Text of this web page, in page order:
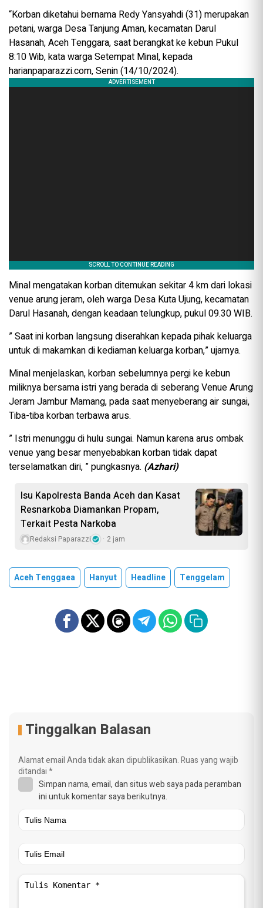
“Korban diketahui bernama Redy Yansyahdi (31) merupakan
petani, warga Desa Tanjung Aman, kecamatan Darul
Hasanah, Aceh Tenggara, saat berangkat ke kebun Pukul
8:10 Wib, kata warga Setempat Minal, kepada
harianpaparazzi.com, Senin (14/10/2024).
Minal mengatakan korban ditemukan sekitar 4 km dari lokasi
venue arung jeram, oleh warga Desa Kuta Ujung, kecamatan
Darul Hasanah, dengan keadaan telungkup, pukul 09.30 WIB.
” Saat ini korban langsung diserahkan kepada pihak keluarga
untuk di makamkan di kediaman keluarga korban,” ujarnya.
Minal menjelaskan, korban sebelumnya pergi ke kebun
miliknya bersama istri yang berada di seberang Venue Arung
Jeram Jambur Mamang, pada saat menyeberang air sungai,
Tiba-tiba korban terbawa arus.
” Istri menunggu di hulu sungai. Namun karena arus ombak
venue yang besar menyebabkan korban tidak dapat
terselamatkan diri, ” pungkasnya. (Azhari)
Isu Kapolresta Banda Aceh dan Kasat
Resnarkoba Diamankan Propam,
Terkait Pesta Narkoba
Redaksi Paparazzi 2 jam
Aceh Tenggaea Hanyut Headline Tenggelam
Tinggalkan Balasan
Alamat email Anda tidak akan dipublikasikan.Ruas yang wajib
ditandai*
Simpan nama, email, dan situs web saya pada peramban
ini untuk komentar saya berikutnya.